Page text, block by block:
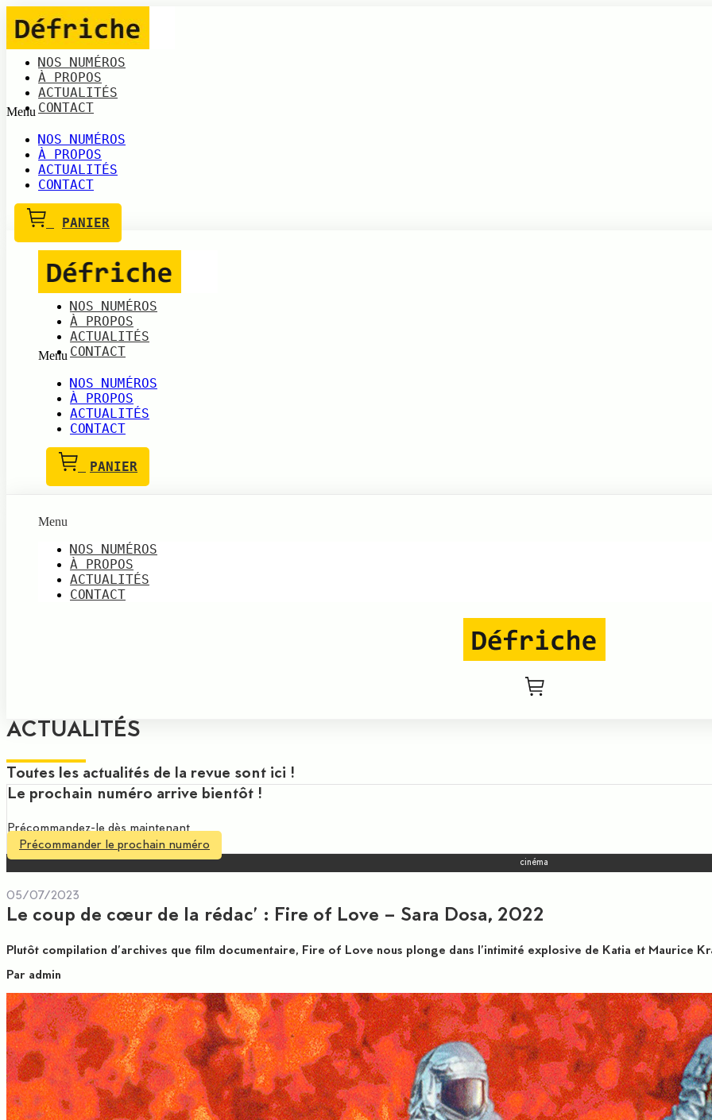
contenu
NOS NUMÉROS
À PROPOS
ACTUALITÉS
CONTACT
Menu
NOS NUMÉROS
À PROPOS
ACTUALITÉS
CONTACT
PANIER
NOS NUMÉROS
À PROPOS
ACTUALITÉS
CONTACT
Menu
NOS NUMÉROS
À PROPOS
ACTUALITÉS
CONTACT
PANIER
Menu
NOS NUMÉROS
À PROPOS
ACTUALITÉS
CONTACT
ACTUALITÉS
Toutes les actualités de la revue sont ici !
Le prochain numéro arrive bientôt !
Précommandez-le dès maintenant
Précommander le prochain numéro
cinéma
05/07/2023
Le coup de cœur de la rédac’ : Fire of Love – Sara Dosa, 2022
Plutôt compilation d’archives que film documentaire, Fire of Love nous plonge dans l’intimité explosive de Katia et Maurice
Par admin